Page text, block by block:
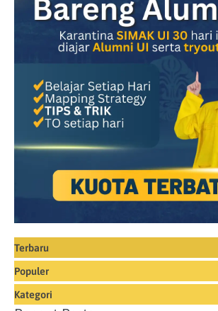
Terbaru
Populer
Kategori